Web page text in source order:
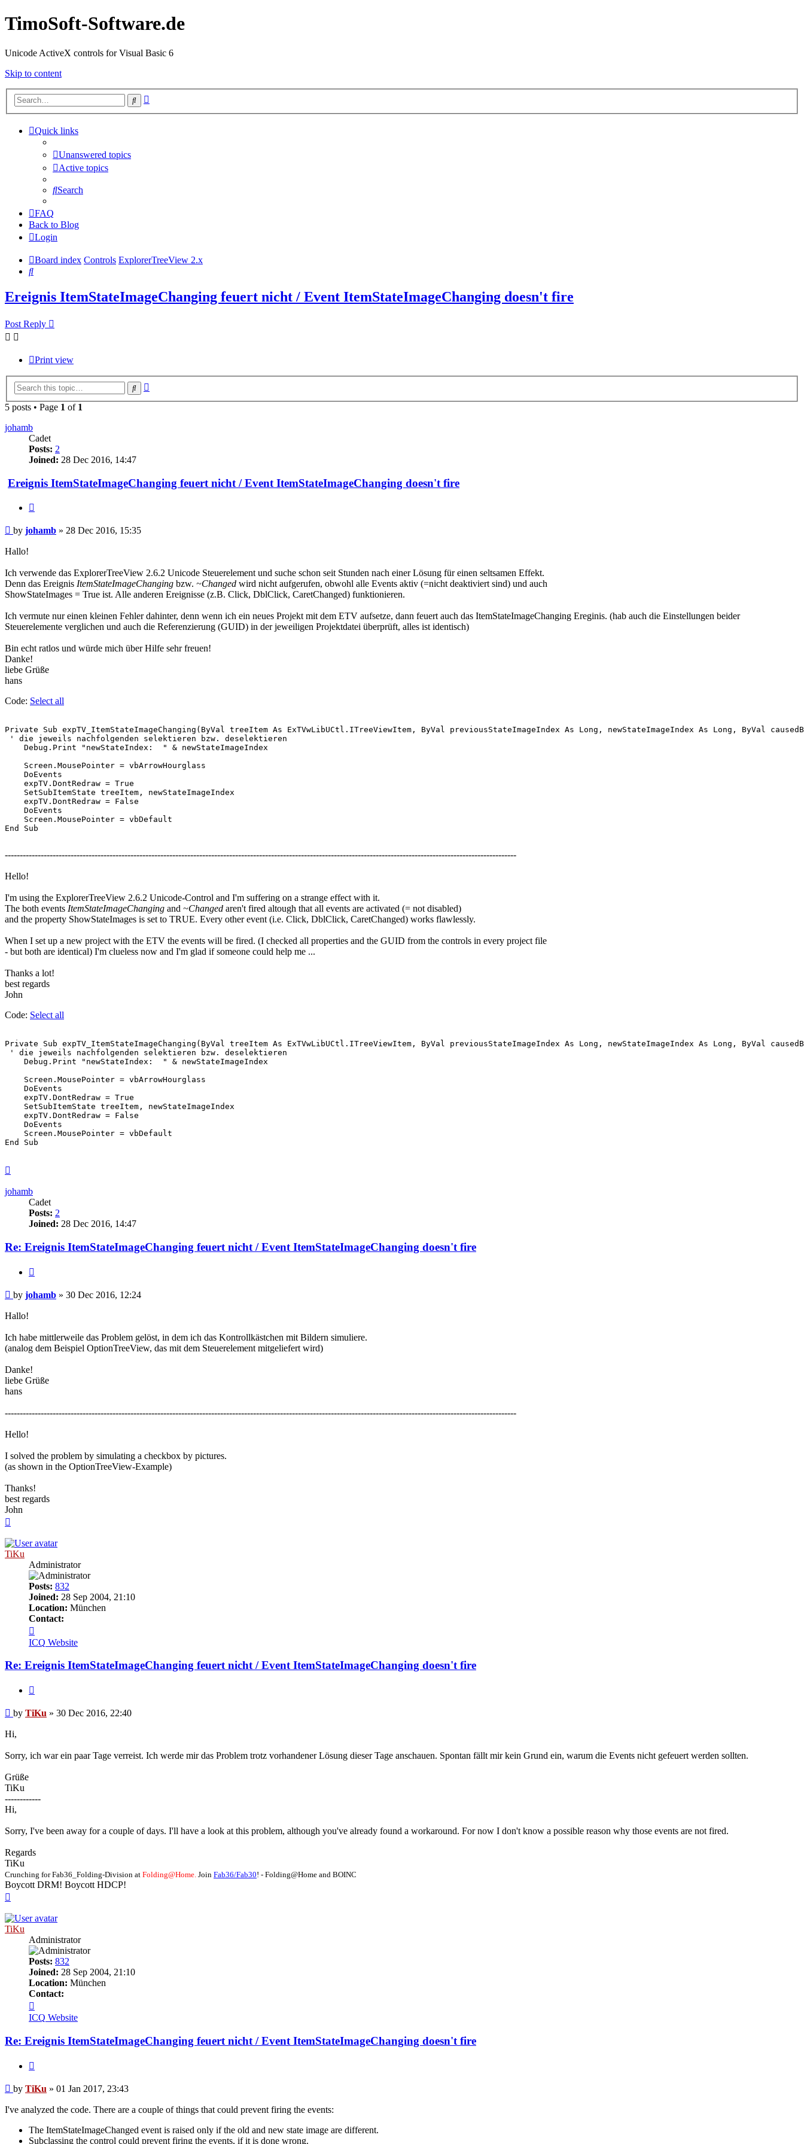
TimoSoft-Software.de
Unicode ActiveX controls for Visual Basic 6
Skip to content
Search
Quick links
Unanswered topics
Active topics
Search
FAQ
Back to Blog
Login
Board index Controls ExplorerTreeView 2.x
Search
Ereignis ItemStateImageChanging feuert nicht / Event ItemStateImageChanging doesn't fire
Post Reply
Print view
Search
5 posts • Page 1 of 1
johamb
Cadet
Posts: 2
Joined: 28 Dec 2016, 14:47
Ereignis ItemStateImageChanging feuert nicht / Event ItemStateImageChanging doesn't fire
Post
by johamb » 28 Dec 2016, 15:35
Hallo!
Ich verwende das ExplorerTreeView 2.6.2 Unicode Steuerelement und suche schon seit Stunden nach einer Lösung für einen seltsamen Effekt.
Denn das Ereignis ItemStateImageChanging bzw. ~Changed wird nicht aufgerufen, obwohl alle Events aktiv (=nicht deaktiviert sind) und auch
ShowStateImages = True ist. Alle anderen Ereignisse (z.B. Click, DblClick, CaretChanged) funktionieren.
Ich vermute nur einen kleinen Fehler dahinter, denn wenn ich ein neues Projekt mit dem ETV aufsetze, dann feuert auch das ItemStateImageChanging Ereginis. (hab auch die Einstellungen beider
Steuerelemente verglichen und auch die Referenzierung (GUID) in der jeweiligen Projektdatei überprüft, alles ist identisch)
Bin echt ratlos und würde mich über Hilfe sehr freuen!
Danke!
liebe Grüße
hans
Code: Select all
Private Sub expTV_ItemStateImageChanging(ByVal treeItem As ExTVwLibUCtl.ITreeViewItem, ByVal previousStateImageIndex As Long, newStateImageIndex As Long, ByVal
' die jeweils nachfolgenden selektieren bzw. deselektieren
    Debug.Print "newStateIndex:  " & newStateImageIndex
    Screen.MousePointer = vbArrowHourglass
    DoEvents
    expTV.DontRedraw = True
    SetSubItemState treeItem, newStateImageIndex
    expTV.DontRedraw = False
    DoEvents
    Screen.MousePointer = vbDefault
End Sub
---------------------------------------------------------------------------------------------------------------------------------------------------------------------------
Hello!
I'm using the ExplorerTreeView 2.6.2 Unicode-Control and I'm suffering on a strange effect with it.
The both events ItemStateImageChanging and ~Changed aren't fired altough that all events are activated (= not disabled)
and the property ShowStateImages is set to TRUE. Every other event (i.e. Click, DblClick, CaretChanged) works flawlessly.
When I set up a new project with the ETV the events will be fired. (I checked all properties and the GUID from the controls in every project file
- but both are identical) I'm clueless now and I'm glad if someone could help me ...
Thanks a lot!
best regards
John
Code: Select all
Private Sub expTV_ItemStateImageChanging(ByVal treeItem As ExTVwLibUCtl.ITreeViewItem, ByVal previousStateImageIndex As Long, newStateImageIndex As Long, ByVal
' die jeweils nachfolgenden selektieren bzw. deselektieren
    Debug.Print "newStateIndex:  " & newStateImageIndex
    Screen.MousePointer = vbArrowHourglass
    DoEvents
    expTV.DontRedraw = True
    SetSubItemState treeItem, newStateImageIndex
    expTV.DontRedraw = False
    DoEvents
    Screen.MousePointer = vbDefault
End Sub
johamb
Cadet
Posts: 2
Joined: 28 Dec 2016, 14:47
Re: Ereignis ItemStateImageChanging feuert nicht / Event ItemStateImageChanging doesn't fire
Post
by johamb » 30 Dec 2016, 12:24
Hallo!
Ich habe mittlerweile das Problem gelöst, in dem ich das Kontrollkästchen mit Bildern simuliere.
(analog dem Beispiel OptionTreeView, das mit dem Steuerelement mitgeliefert wird)
Danke!
liebe Grüße
hans
---------------------------------------------------------------------------------------------------------------------------------------------------------------------------
Hello!
I solved the problem by simulating a checkbox by pictures.
(as shown in the OptionTreeView-Example)
Thanks!
best regards
John
TiKu
Administrator
Posts: 832
Joined: 28 Sep 2004, 21:10
Location: München
Contact:
TiKu
ICQ Website
Re: Ereignis ItemStateImageChanging feuert nicht / Event ItemStateImageChanging doesn't fire
Post
by TiKu » 30 Dec 2016, 22:40
Hi,
Sorry, ich war ein paar Tage verreist. Ich werde mir das Problem trotz vorhandener Lösung dieser Tage anschauen. Spontan fällt mir kein Grund ein, warum die Events nicht gefeuert werden sollten.
Grüße
TiKu
------------
Hi,
Sorry, I've been away for a couple of days. I'll have a look at this problem, although you've already found a workaround. For now I don't know a possible reason why those events are not fired.
Regards
TiKu
Crunching for Fab36_Folding-Division at Folding@Home. Join Fab36/Fab30! - Folding@Home and BOINC
Boycott DRM! Boycott HDCP!
TiKu
Administrator
Posts: 832
Joined: 28 Sep 2004, 21:10
Location: München
Contact:
TiKu
ICQ Website
Re: Ereignis ItemStateImageChanging feuert nicht / Event ItemStateImageChanging doesn't fire
Post
by TiKu » 01 Jan 2017, 23:43
I've analyzed the code. There are a couple of things that could prevent firing the events:
The ItemStateImageChanged event is raised only if the old and new state image are different.
Subclassing the control could prevent firing the events, if it is done wrong.